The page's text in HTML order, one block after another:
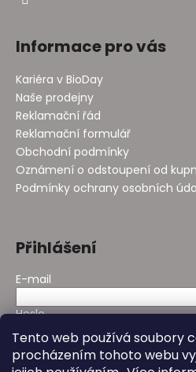
Tento web používá soubory
procházením tohoto webu
Informace pro vás
Kariéra v BioDay
Naše prodejny
Reklamační řád
Reklamační formulář
Obchodní podmínky
Oznámení o odstoupení od
Podmínky ochrany osobních
Přihlášení
E-mail
Heslo
PŘIHLÁSIT SE